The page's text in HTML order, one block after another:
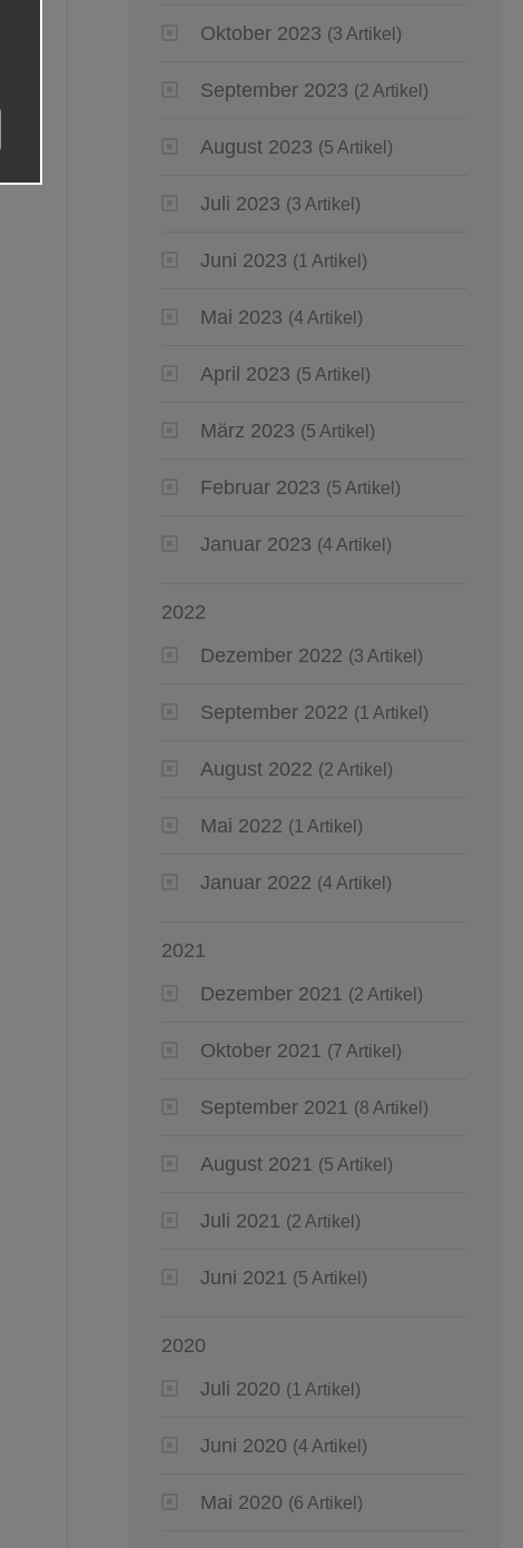
Oktober 2023 (3 Artikel)
September 2023 (2 Artikel)
August 2023 (5 Artikel)
Juli 2023 (3 Artikel)
Juni 2023 (1 Artikel)
Mai 2023 (4 Artikel)
April 2023 (5 Artikel)
März 2023 (5 Artikel)
Februar 2023 (5 Artikel)
Januar 2023 (4 Artikel)
2022
Dezember 2022 (3 Artikel)
September 2022 (1 Artikel)
August 2022 (2 Artikel)
Mai 2022 (1 Artikel)
Januar 2022 (4 Artikel)
2021
Dezember 2021 (2 Artikel)
Oktober 2021 (7 Artikel)
September 2021 (8 Artikel)
August 2021 (5 Artikel)
Juli 2021 (2 Artikel)
Juni 2021 (5 Artikel)
2020
Juli 2020 (1 Artikel)
Juni 2020 (4 Artikel)
Mai 2020 (6 Artikel)